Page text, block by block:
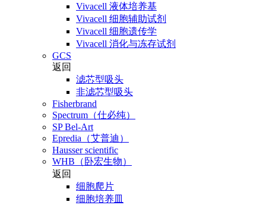
Vivacell 液体培养基
Vivacell 细胞辅助试剂
Vivacell 细胞遗传学
Vivacell 消化与冻存试剂
GCS
返回
滤芯型吸头
非滤芯型吸头
Fisherbrand
Spectrum（仕必纯）
SP Bel-Art
Epredia（艾普迪）
Hausser scientific
WHB（卧宏生物）
返回
细胞爬片
细胞培养皿